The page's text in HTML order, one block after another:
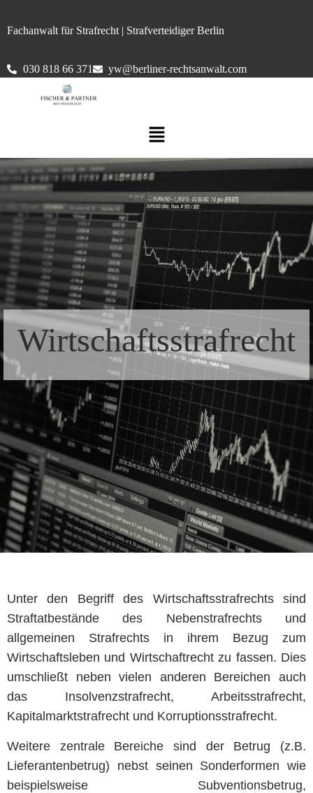
Fachanwalt für Strafrecht | Strafverteidiger Berlin
030 818 66 371 yw@berliner-rechtsanwalt.com
Wirtschaftsstrafrecht
Unter den Begriff des Wirtschaftsstrafrechts sind
Straftatbestände des Nebenstrafrechts und
allgemeinen Strafrechts in ihrem Bezug zum
Wirtschaftsleben und Wirtschaftrecht zu fassen. Dies
umschließt neben vielen anderen Bereichen auch
das Insolvenzstrafrecht, Arbeitsstrafrecht,
Kapitalmarktstrafrecht und Korruptionsstrafrecht.
Weitere zentrale Bereiche sind der Betrug (z.B.
Lieferantenbetrug) nebst seinen Sonderformen wie
beispielsweise Subventionsbetrug,